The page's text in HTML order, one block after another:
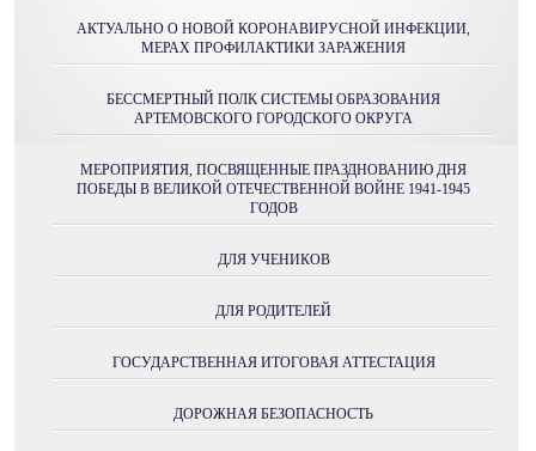
АКТУАЛЬНО О НОВОЙ КОРОНАВИРУСНОЙ ИНФЕКЦИИ,
МЕРАХ ПРОФИЛАКТИКИ ЗАРАЖЕНИЯ
БЕССМЕРТНЫЙ ПОЛК СИСТЕМЫ ОБРАЗОВАНИЯ
АРТЕМОВСКОГО ГОРОДСКОГО ОКРУГА
МЕРОПРИЯТИЯ, ПОСВЯЩЕННЫЕ ПРАЗДНОВАНИЮ ДНЯ
ПОБЕДЫ В ВЕЛИКОЙ ОТЕЧЕСТВЕННОЙ ВОЙНЕ 1941-1945
ГОДОВ
ДЛЯ УЧЕНИКОВ
ДЛЯ РОДИТЕЛЕЙ
ГОСУДАРСТВЕННАЯ ИТОГОВАЯ АТТЕСТАЦИЯ
ДОРОЖНАЯ БЕЗОПАСНОСТЬ